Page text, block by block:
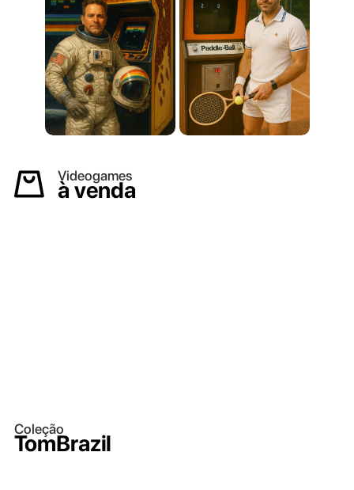
Videogames
à venda
Coleção
TomBrazil